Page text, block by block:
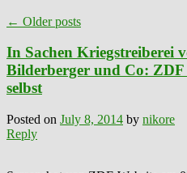
← Older posts
In Sachen Kriegstreiberei
Bilderberger und Co: ZDF
selbst
Posted on July 8, 2014 by nikore
Reply